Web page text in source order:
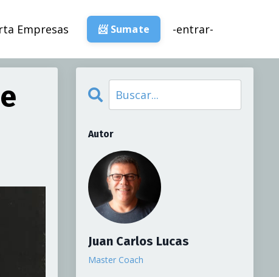
Empresas 📨 Sumate -entrar-
Autor
Juan Carlos Lucas
Master Coach